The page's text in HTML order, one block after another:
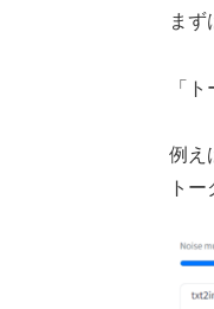
まず
「
例え
トー